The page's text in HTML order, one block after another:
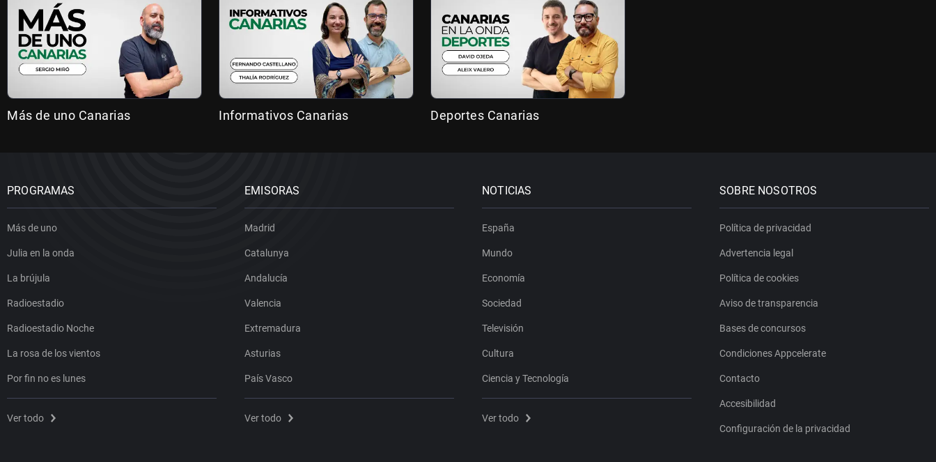
Más de uno Canarias Informativos Canarias Deportes Canarias
PROGRAMAS
Más de uno
Julia en la onda
La brújula
Radioestadio
Radioestadio Noche
La rosa de los vientos
Por fin no es lunes
Ver todo
EMISORAS
Madrid
Catalunya
Andalucía
Valencia
Extremadura
Asturias
País Vasco
Ver todo
NOTICIAS
España
Mundo
Economía
Sociedad
Televisión
Cultura
Ciencia y Tecnología
Ver todo
SOBRE NOSOTROS
Política de privacidad
Advertencia legal
Política de cookies
Aviso de transparencia
Bases de concursos
Condiciones Appcelerate
Contacto
Accesibilidad
Configuración de la privacidad